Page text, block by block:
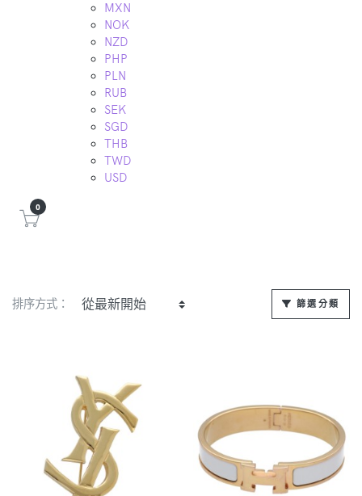
MXN
NOK
NZD
PHP
PLN
RUB
SEK
SGD
THB
TWD
USD
0
排序方式： 篩選分類